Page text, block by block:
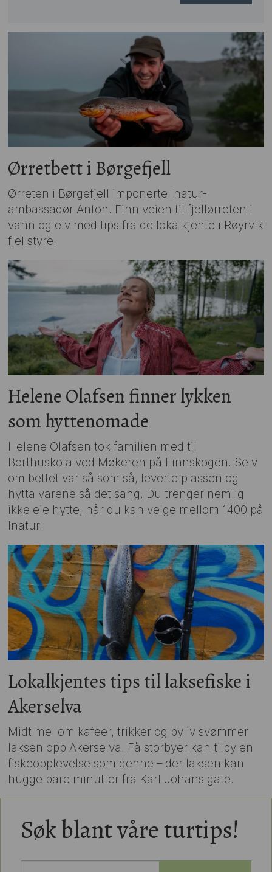
Ørretbett i Børgefjell
Ørreten i Børgefjell imponerte Inatur-
ambassadør Anton. Finn veien til fjellørreten i
vann og elv med tips fra de lokalkjente i Røyrvik
fjellstyre.
Helene Olafsen finner lykken
som hyttenomade
Helene Olafsen tok familien med til
Borthuskoia ved Møkeren på Finnskogen. Selv
om bettet var så som så, leverte plassen og
hytta varene så det sang. Du trenger nemlig
ikke eie hytte, når du kan velge mellom 1400 på
Inatur.
Lokalkjentes tips til laksefiske i
Akerselva
Midt mellom kafeer, trikker og byliv svømmer
laksen opp Akerselva. Få storbyer kan tilby en
fiskeopplevelse som denne – der laksen kan
hugge bare minutter fra Karl Johans gate.
Søk blant våre turtips!